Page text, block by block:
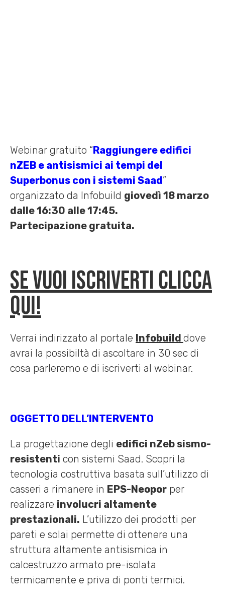
Webinar gratuito “Raggiungere edifici
nZEB e antisismici ai tempi del
Superbonus con i sistemi Saad”
organizzato da Infobuild giovedì 18 marzo
dalle 16:30 alle 17:45.
Partecipazione gratuita.
Se vuoi iscriverti clicca
qui!
Verrai indirizzato al portale Infobuild dove
avrai la possibiltà di ascoltare in 30 sec di
cosa parleremo e di iscriverti al webinar.
OGGETTO DELL’INTERVENTO
La progettazione degli edifici nZeb sismo-
resistenti con sistemi Saad. Scopri la
tecnologia costruttiva basata sull’utilizzo di
casseri a rimanere in EPS-Neopor per
realizzare involucri altamente
prestazionali. L’utilizzo dei prodotti per
pareti e solai permette di ottenere una
struttura altamente antisismica in
calcestruzzo armato pre-isolata
termicamente e priva di ponti termici.